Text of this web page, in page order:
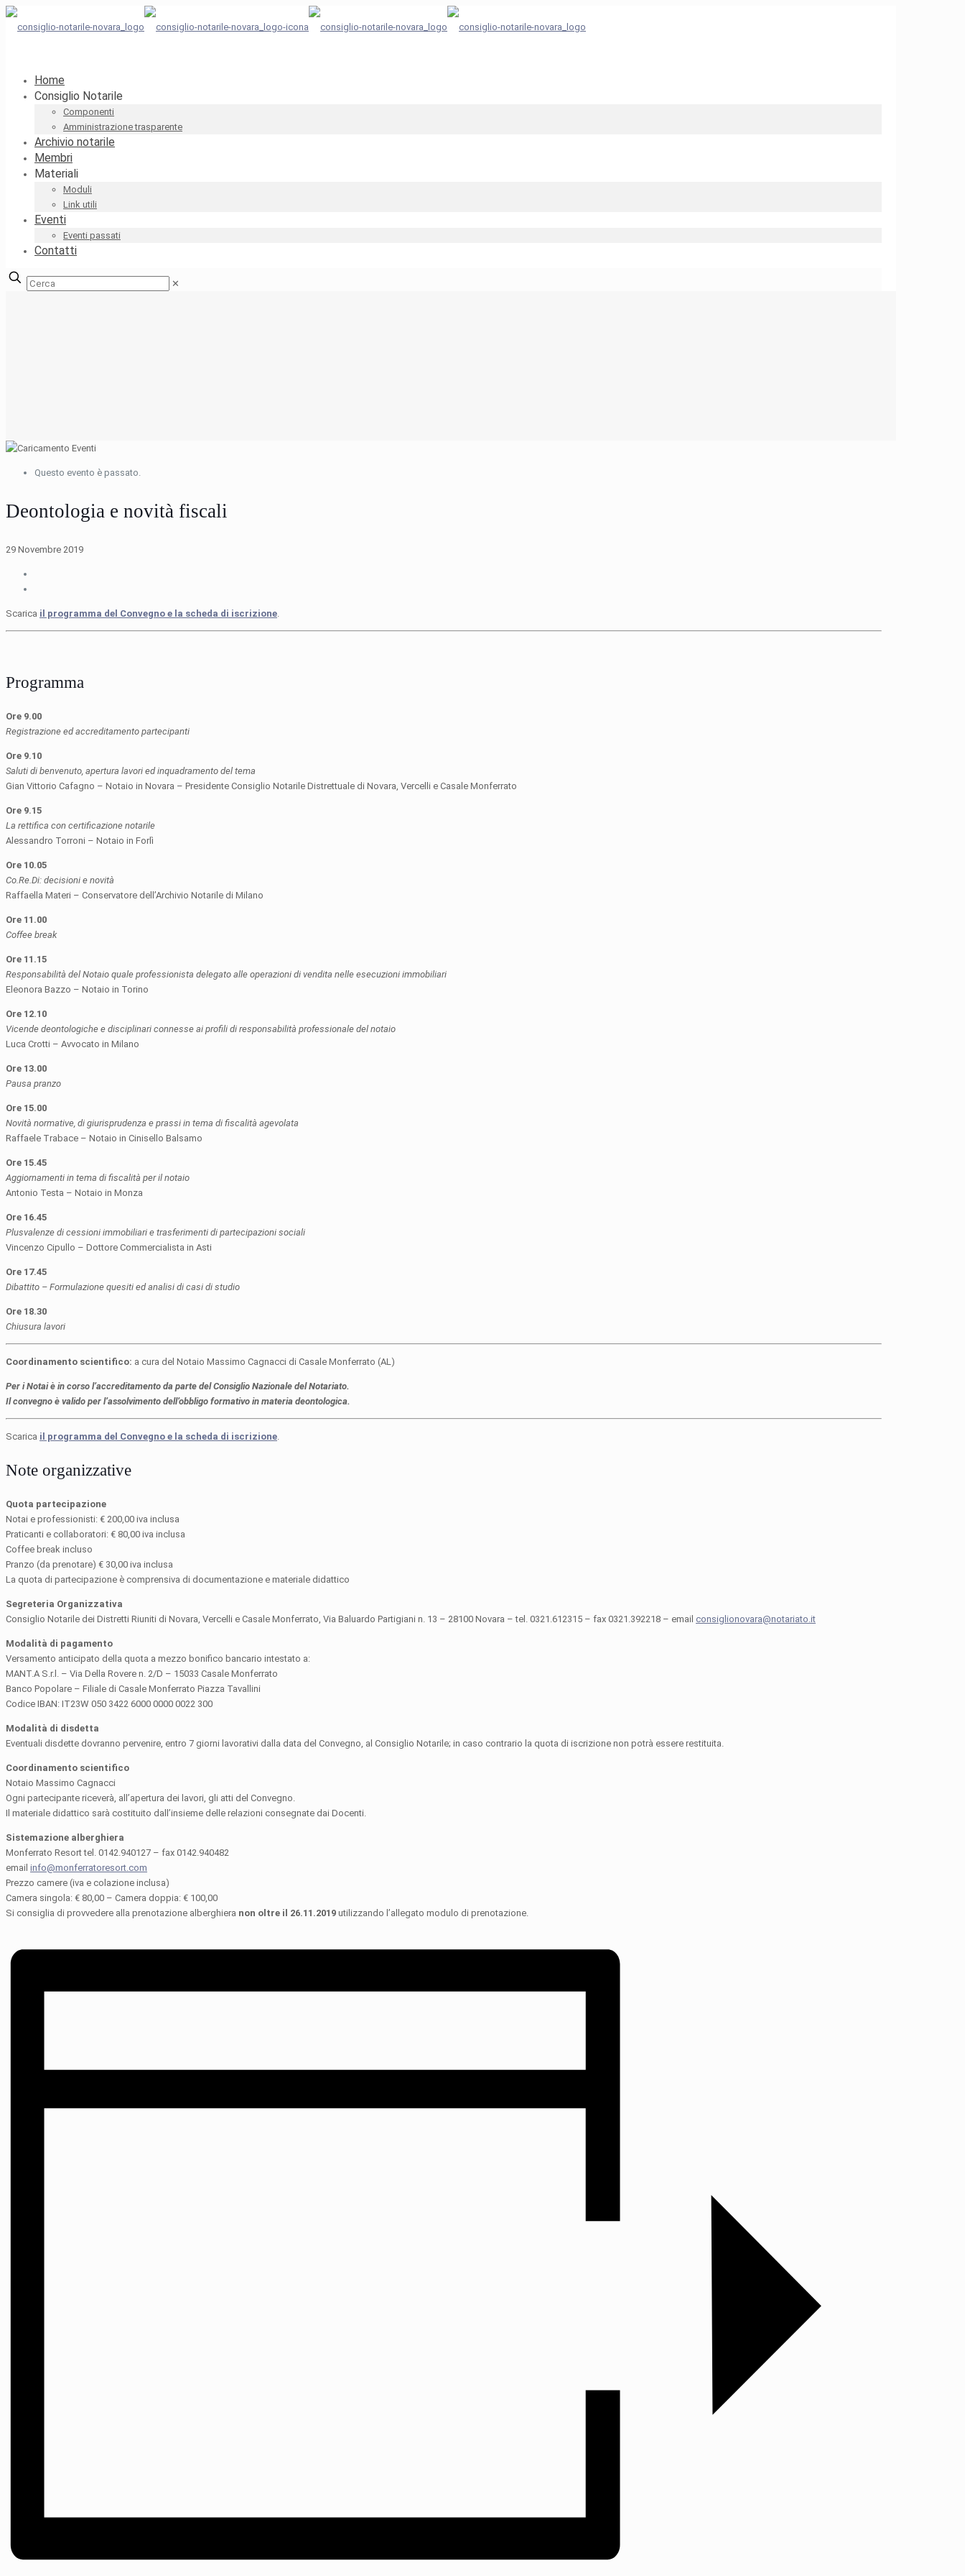
Home
Consiglio Notarile
Componenti
Amministrazione trasparente
Archivio notarile
Membri
Materiali
Moduli
Link utili
Eventi
Eventi passati
Contatti
✕
Questo evento è passato.
Deontologia e novità fiscali
29 Novembre 2019
Scarica il programma del Convegno e la scheda di iscrizione.
Programma
Ore 9.00
Registrazione ed accreditamento partecipanti
Ore 9.10
Saluti di benvenuto, apertura lavori ed inquadramento del tema
Gian Vittorio Cafagno – Notaio in Novara – Presidente Consiglio Notarile Distrettuale di Novara, Vercelli e Casale Monferrato
Ore 9.15
La rettifica con certificazione notarile
Alessandro Torroni – Notaio in Forlì
Ore 10.05
Co.Re.Di: decisioni e novità
Raffaella Materi – Conservatore dell’Archivio Notarile di Milano
Ore 11.00
Coffee break
Ore 11.15
Responsabilità del Notaio quale professionista delegato alle operazioni di vendita nelle esecuzioni immobiliari
Eleonora Bazzo – Notaio in Torino
Ore 12.10
Vicende deontologiche e disciplinari connesse ai profili di responsabilità professionale del notaio
Luca Crotti – Avvocato in Milano
Ore 13.00
Pausa pranzo
Ore 15.00
Novità normative, di giurisprudenza e prassi in tema di fiscalità agevolata
Raffaele Trabace – Notaio in Cinisello Balsamo
Ore 15.45
Aggiornamenti in tema di fiscalità per il notaio
Antonio Testa – Notaio in Monza
Ore 16.45
Plusvalenze di cessioni immobiliari e trasferimenti di partecipazioni sociali
Vincenzo Cipullo – Dottore Commercialista in Asti
Ore 17.45
Dibattito – Formulazione quesiti ed analisi di casi di studio
Ore 18.30
Chiusura lavori
Coordinamento scientifico: a cura del Notaio Massimo Cagnacci di Casale Monferrato (AL)
Per i Notai è in corso l’accreditamento da parte del Consiglio Nazionale del Notariato.
Il convegno è valido per l’assolvimento dell’obbligo formativo in materia deontologica.
Scarica il programma del Convegno e la scheda di iscrizione.
Note organizzative
Quota partecipazione
Notai e professionisti: € 200,00 iva inclusa
Praticanti e collaboratori: € 80,00 iva inclusa
Coffee break incluso
Pranzo (da prenotare) € 30,00 iva inclusa
La quota di partecipazione è comprensiva di documentazione e materiale didattico
Segreteria Organizzativa
Consiglio Notarile dei Distretti Riuniti di Novara, Vercelli e Casale Monferrato, Via Baluardo Partigiani n. 13 – 28100 Novara – tel. 0321.612315 – fax 0321.392218 – email consiglionovara@notariato.it
Modalità di pagamento
Versamento anticipato della quota a mezzo bonifico bancario intestato a:
MANT.A S.r.l. – Via Della Rovere n. 2/D – 15033 Casale Monferrato
Banco Popolare – Filiale di Casale Monferrato Piazza Tavallini
Codice IBAN: IT23W 050 3422 6000 0000 0022 300
Modalità di disdetta
Eventuali disdette dovranno pervenire, entro 7 giorni lavorativi dalla data del Convegno, al Consiglio Notarile; in caso contrario la quota di iscrizione non potrà essere restituita.
Coordinamento scientifico
Notaio Massimo Cagnacci
Ogni partecipante riceverà, all’apertura dei lavori, gli atti del Convegno.
Il materiale didattico sarà costituito dall’insieme delle relazioni consegnate dai Docenti.
Sistemazione alberghiera
Monferrato Resort tel. 0142.940127 – fax 0142.940482
email info@monferratoresort.com
Prezzo camere (iva e colazione inclusa)
Camera singola: € 80,00 – Camera doppia: € 100,00
Si consiglia di provvedere alla prenotazione alberghiera non oltre il 26.11.2019 utilizzando l’allegato modulo di prenotazione.